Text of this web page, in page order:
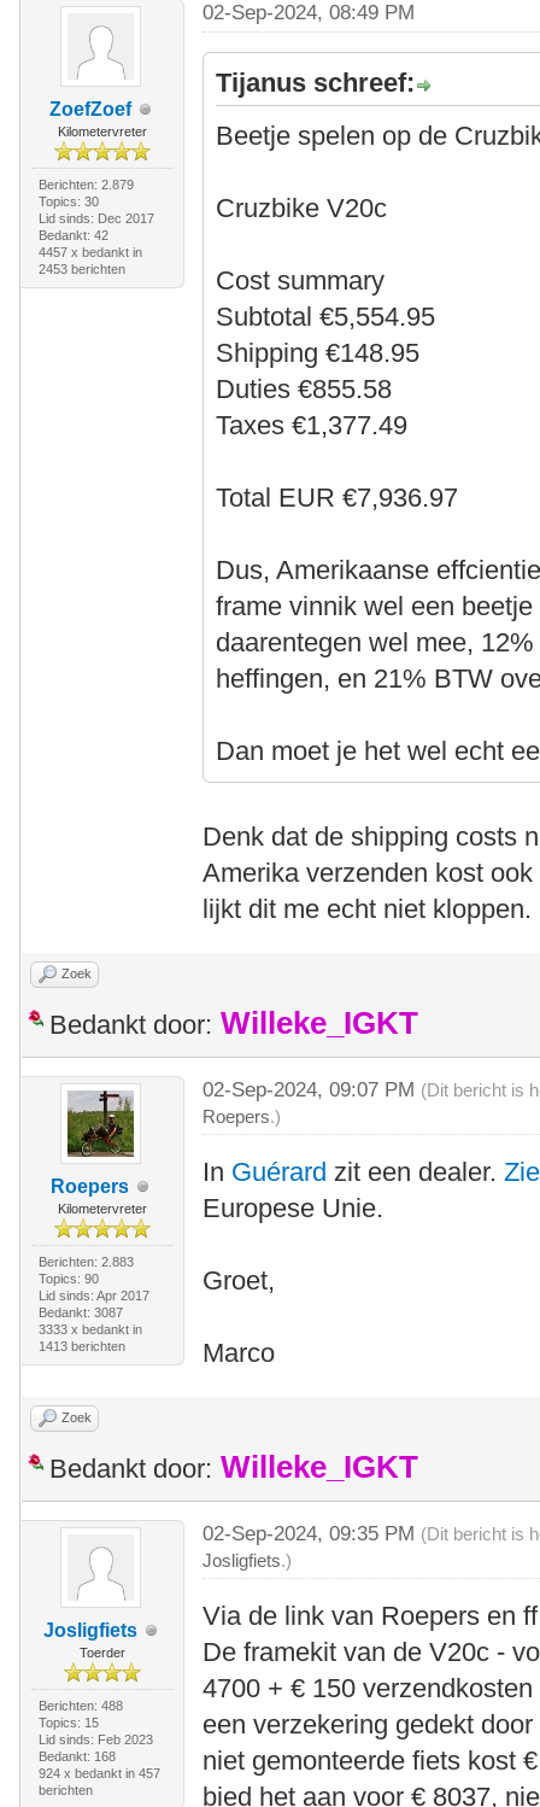
ZoefZoef
Kilometervreter
Berichten: 2.879
Topics: 30
Lid sinds: Dec 2017
Bedankt: 42
4457 x bedankt in
2453 berichten
02-Sep-2024, 08:49 PM
Tijanus schreef:
Beetje spelen op de
Cruzbike V20c
Cost summary
Subtotal €5,554.95
Shipping €148.95
Duties €855.58
Taxes €1,377.49
Total EUR €7,936.97
Dus, Amerikaanse
frame vinnik wel een
daarentegen wel mee,
heffingen, en 21% BTW
Dan moet je het wel echt
Denk dat de shipping costs
Amerika verzenden kost
lijkt dit me echt niet kloppen.
Zoek
Bedankt door: Willeke_IGKT
Roepers
Kilometervreter
Berichten: 2.883
Topics: 90
Lid sinds: Apr 2017
Bedankt: 3087
3333 x bedankt in
1413 berichten
02-Sep-2024, 09:07 PM (Dit bericht is
Roepers.)
In Guérard zit een dealer.
Europese Unie.
Groet,
Marco
Zoek
Bedankt door: Willeke_IGKT
Josligfiets
Toerder
Berichten: 488
Topics: 15
Lid sinds: Feb 2023
Bedankt: 168
924 x bedankt in 457
berichten
02-Sep-2024, 09:35 PM (Dit bericht is
Josligfiets.)
Via de link van Roepers en
De framekit van de V20c -
4700 + € 150
een verzekering gedekt
niet gemonteerde fiets kost
bied het aan voor € 8037,